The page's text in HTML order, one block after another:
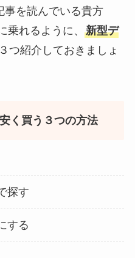
事を読んでいる貴方
乗れるように、 新型デ
つ紹介しておきましょ
く買う３つの方法
探す
する